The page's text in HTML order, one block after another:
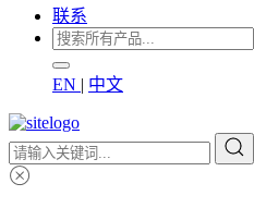
联系
EN | 中文